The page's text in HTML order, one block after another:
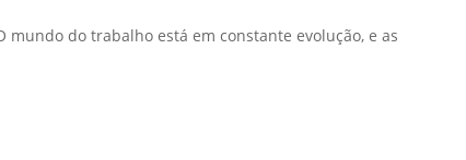
mundo do trabalho está em constante evolução, e as